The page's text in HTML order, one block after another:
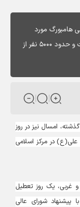
هامبورگ مورد
استقبال انبوه بازدیدکنندگان آلمانی قرار گرفت و حدود ۵۰۰۰ نفر از
امسال نیز در روز
در مرکز اسلامی
غربی، یک روز تعطیل
1997 میلادی با پیشنهاد شورای عالی